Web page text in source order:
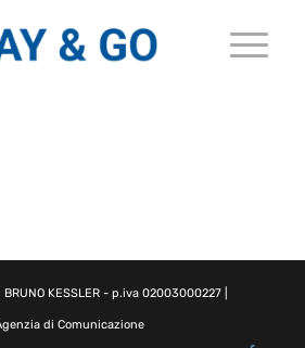
BRUNO KESSLER- p.iva 02003000227 |
di Comunicazione